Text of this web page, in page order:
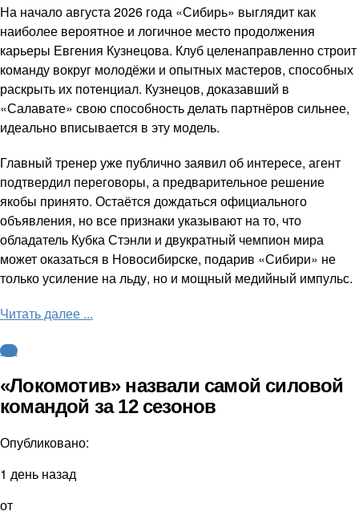
На начало августа 2026 года «Сибирь» выглядит как
наиболее вероятное и логичное место продолжения
карьеры Евгения Кузнецова. Клуб целенаправленно строит
команду вокруг молодёжи и опытных мастеров, способных
раскрыть их потенциал. Кузнецов, доказавший в
«Салавате» свою способность делать партнёров сильнее,
идеально вписывается в эту модель.
Главный тренер уже публично заявил об интересе, агент
подтвердил переговоры, а предварительное решение
якобы принято. Остаётся дождаться официального
объявления, но все признаки указывают на то, что
обладатель Кубка Стэнли и двукратный чемпион мира
может оказаться в Новосибирске, подарив «Сибири» не
только усиление на льду, но и мощный медийный импульс.
Читать далее ...
КХЛ
«Локомотив» назвали самой силовой
командой за 12 сезонов
Опубликовано:
1 день назад
от